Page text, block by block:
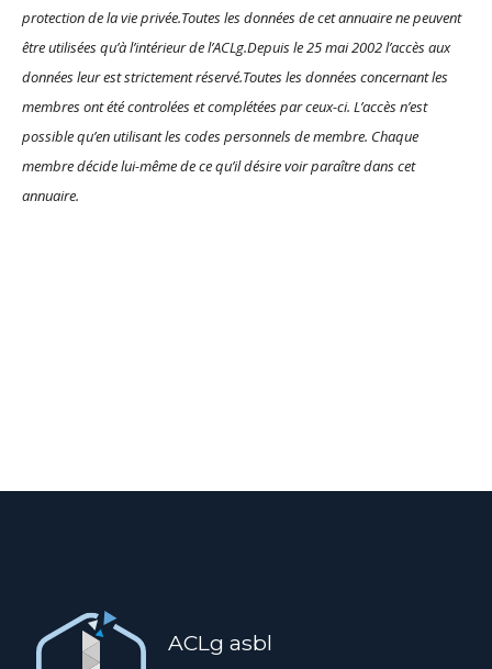
protection de la vie privée.Toutes les données de cet annuaire ne peuvent
être utilisées qu’à l’intérieur de l’ACLg.Depuis le 25 mai 2002 l’accès aux
données leur est strictement réservé.Toutes les données concernant les
membres ont été controlées et complétées par ceux-ci. L’accès n’est
possible qu’en utilisant les codes personnels de membre. Chaque
membre décide lui-même de ce qu’il désire voir paraître dans cet
annuaire.
ACLg asbl